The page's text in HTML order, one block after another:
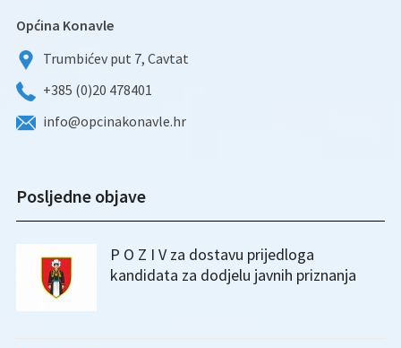
Općina Konavle
Trumbićev put 7, Cavtat
+385 (0)20 478401
info@opcinakonavle.hr
Posljedne objave
P O Z I V za dostavu prijedloga
kandidata za dodjelu javnih priznanja